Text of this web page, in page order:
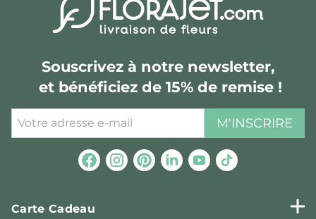
Souscrivez à notre newsletter,
et bénéficiez de 15% de remise !
M'INSCRIRE
Carte Cadeau